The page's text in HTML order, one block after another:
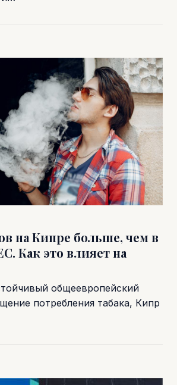
на Кипре больше, чем в
Как это влияет на
общеевропейский
потребления табака, Кипр